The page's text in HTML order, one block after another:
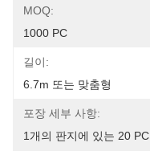
MOQ:
1000 PC
길이:
6.7m 또는 맞춤형
포장 세부 사항:
1개의 판지에 있는 20